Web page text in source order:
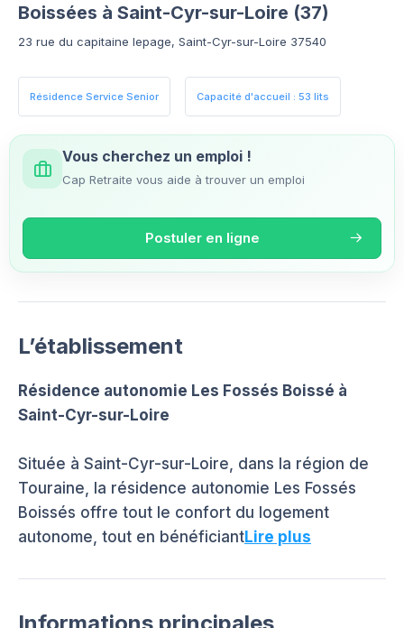
Boissées à Saint-Cyr-sur-Loire (37)
23 rue du capitaine lepage, Saint-Cyr-sur-Loire 37540
Résidence Service Senior Capacité d'accueil : 53 lits
Vous cherchez un emploi !
Cap Retraite vous aide à trouver un emploi
Postuler en ligne
L’établissement
Résidence autonomie Les Fossés Boissé à
Saint-Cyr-sur-Loire
Située à Saint-Cyr-sur-Loire, dans la région de
Touraine, la résidence autonomie Les Fossés
Boissés offre tout le confort du logement
autonome, tout en bénéficiantLire plus
Informations principales